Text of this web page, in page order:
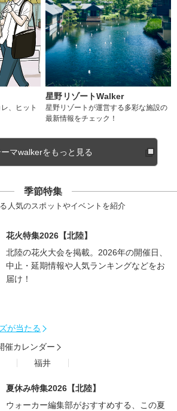
、ヒット
星野リゾートWalker
星野リゾートが運営する多彩な施設の
最新情報をチェック！
ーマwalkerをもっと見る
季節特集
人気のスポットやイベントを紹介
花火特集2026【北陸】
北陸の花火大会を掲載。2026年の開催日、
中止・延期情報や人気ランキングなどをお
届け！
が当たる
催カレンダー
福井
夏休み特集2026【北陸】
ウォーカー編集部がおすすめする、この夏